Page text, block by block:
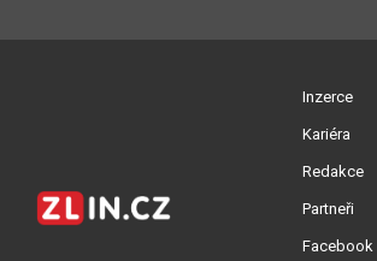
Inzerce
Kariéra
Redakce
Partneři
Facebook